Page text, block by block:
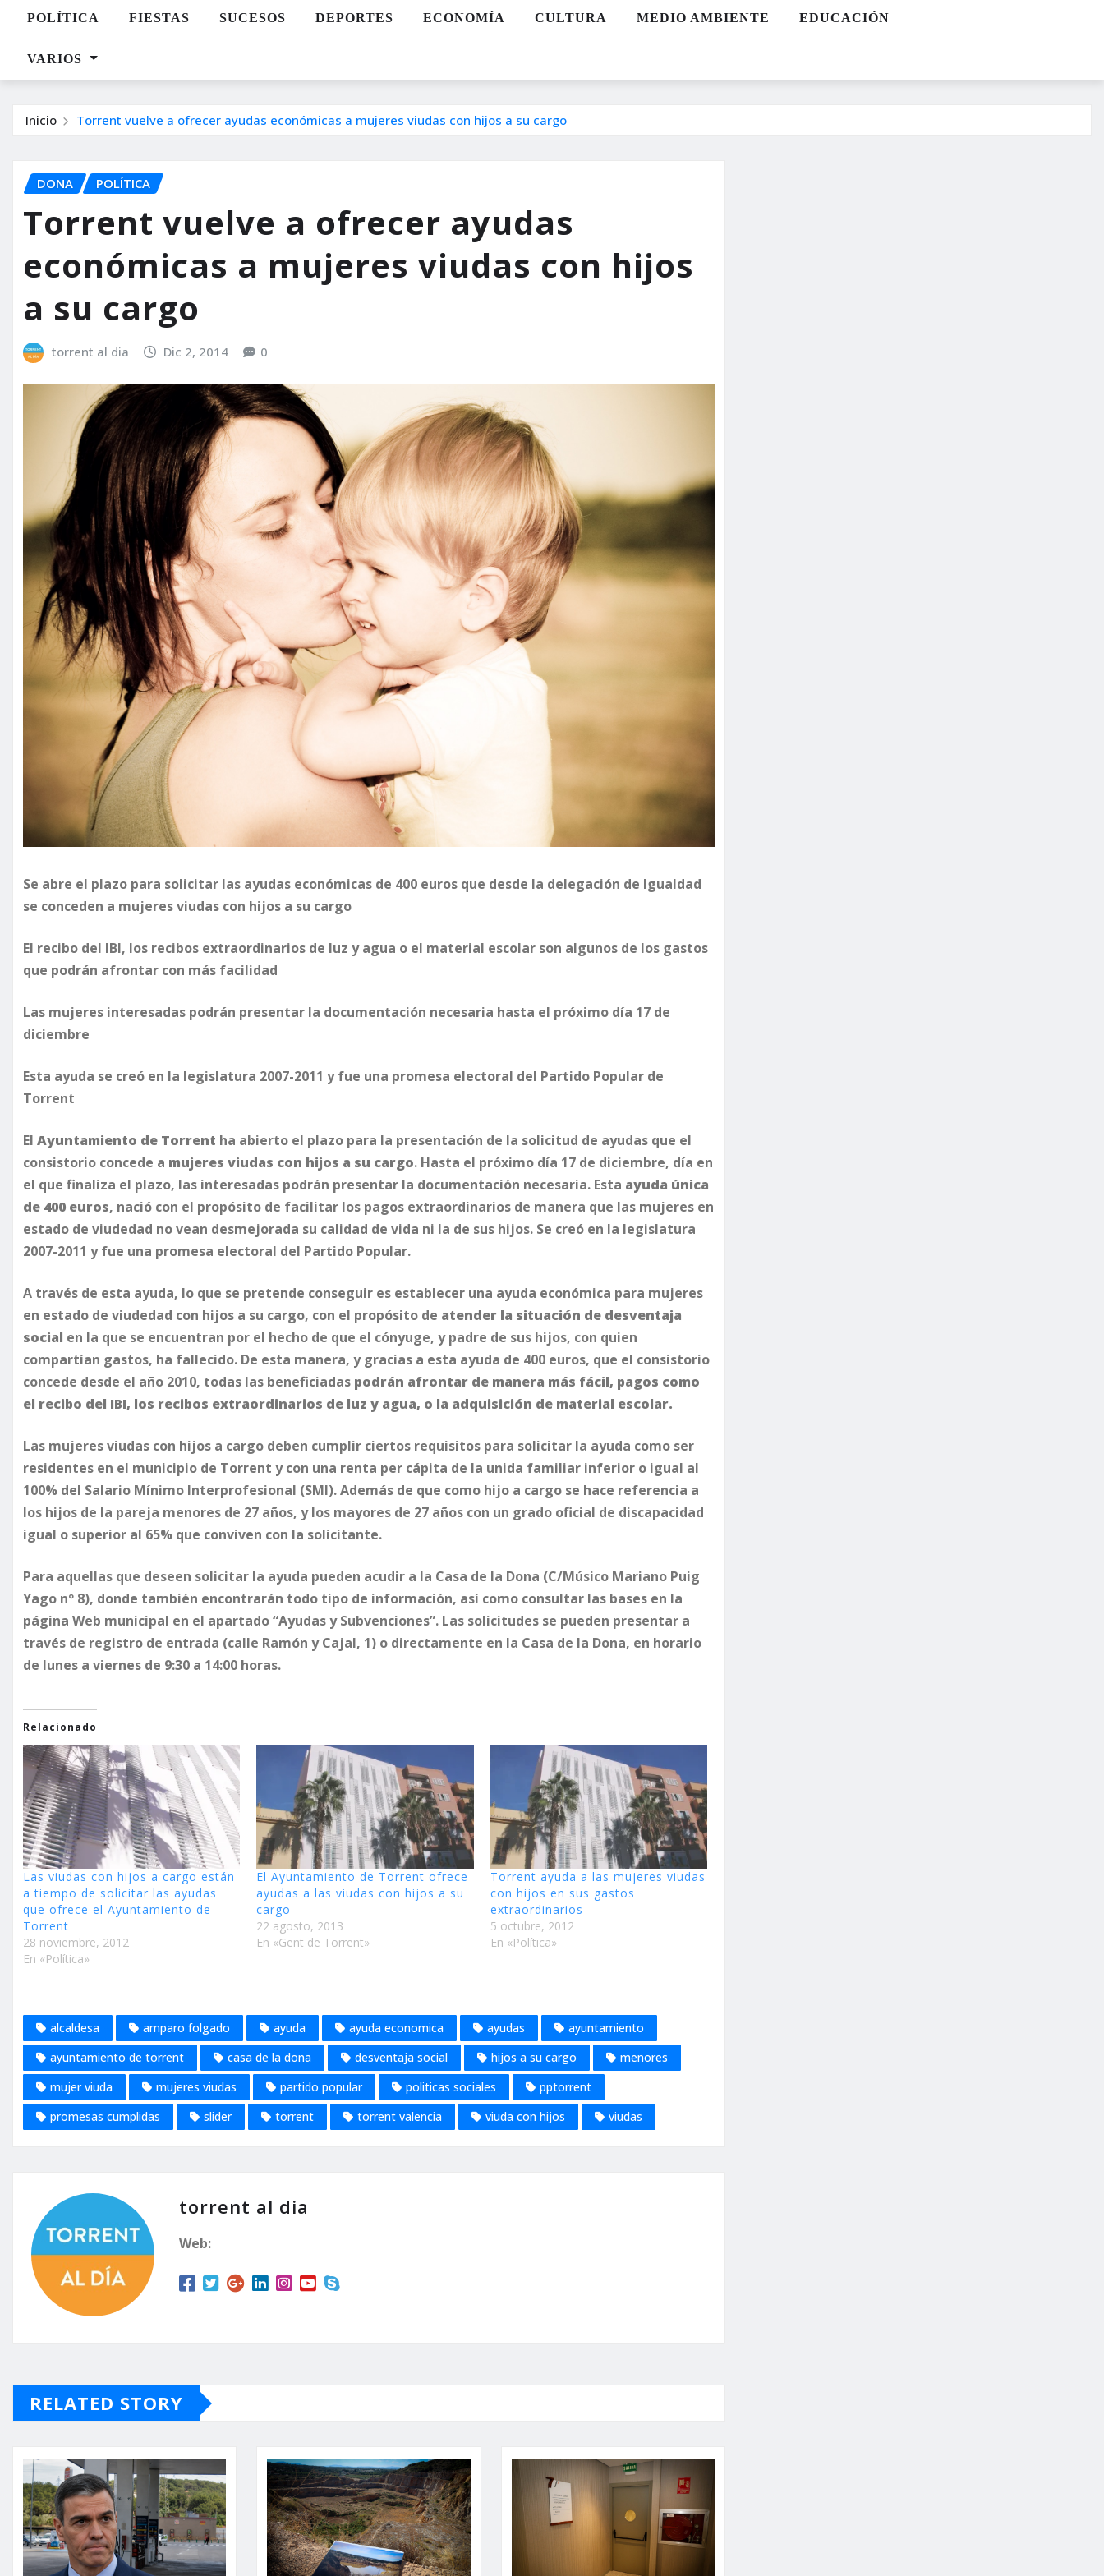
POLÍTICA FIESTAS SUCESOS DEPORTES ECONOMÍA CULTURA MEDIO AMBIENTE EDUCACIÓN
VARIOS
Inicio Torrent vuelve a ofrecer ayudas económicas a mujeres viudas con hijos a su cargo
DONA POLÍTICA
Torrent vuelve a ofrecer ayudas
económicas a mujeres viudas con hijos
a su cargo
torrent al dia Dic 2, 2014 0
Se abre el plazo para solicitar las ayudas económicas de 400 euros que desde la delegación de Igualdad
se conceden a mujeres viudas con hijos a su cargo
El recibo del IBI, los recibos extraordinarios de luz y agua o el material escolar son algunos de los gastos
que podrán afrontar con más facilidad
Las mujeres interesadas podrán presentar la documentación necesaria hasta el próximo día 17 de
diciembre
Esta ayuda se creó en la legislatura 2007-2011 y fue una promesa electoral del Partido Popular de
Torrent
El Ayuntamiento de Torrent ha abierto el plazo para la presentación de la solicitud de ayudas que el
consistorio concede a mujeres viudas con hijos a su cargo. Hasta el próximo día 17 de diciembre, día en
el que finaliza el plazo, las interesadas podrán presentar la documentación necesaria. Esta ayuda única
de 400 euros, nació con el propósito de facilitar los pagos extraordinarios de manera que las mujeres en
estado de viudedad no vean desmejorada su calidad de vida ni la de sus hijos. Se creó en la legislatura
2007-2011 y fue una promesa electoral del Partido Popular.
A través de esta ayuda, lo que se pretende conseguir es establecer una ayuda económica para mujeres
en estado de viudedad con hijos a su cargo, con el propósito de atender la situación de desventaja
social en la que se encuentran por el hecho de que el cónyuge, y padre de sus hijos, con quien
compartían gastos, ha fallecido. De esta manera, y gracias a esta ayuda de 400 euros, que el consistorio
concede desde el año 2010, todas las beneficiadas podrán afrontar de manera más fácil, pagos como
el recibo del IBI, los recibos extraordinarios de luz y agua, o la adquisición de material escolar.
Las mujeres viudas con hijos a cargo deben cumplir ciertos requisitos para solicitar la ayuda como ser
residentes en el municipio de Torrent y con una renta per cápita de la unida familiar inferior o igual al
100% del Salario Mínimo Interprofesional (SMI). Además de que como hijo a cargo se hace referencia a
los hijos de la pareja menores de 27 años, y los mayores de 27 años con un grado oficial de discapacidad
igual o superior al 65% que conviven con la solicitante.
Para aquellas que deseen solicitar la ayuda pueden acudir a la Casa de la Dona (C/Músico Mariano Puig
Yago nº 8), donde también encontrarán todo tipo de información, así como consultar las bases en la
página Web municipal en el apartado “Ayudas y Subvenciones”. Las solicitudes se pueden presentar a
través de registro de entrada (calle Ramón y Cajal, 1) o directamente en la Casa de la Dona, en horario
de lunes a viernes de 9:30 a 14:00 horas.
Relacionado
Las viudas con hijos a cargo están
a tiempo de solicitar las ayudas
que ofrece el Ayuntamiento de
Torrent
28 noviembre, 2012
En «Política»
El Ayuntamiento de Torrent ofrece
ayudas a las viudas con hijos a su
cargo
22 agosto, 2013
En «Gent de Torrent»
Torrent ayuda a las mujeres viudas
con hijos en sus gastos
extraordinarios
5 octubre, 2012
En «Política»
alcaldesa amparo folgado ayuda ayuda economica ayudas
ayuntamiento
ayuntamiento de torrent
casa de la dona desventaja social hijos a su cargo
menores
mujer viuda
mujeres viudas partido popular politicas sociales
pptorrent
promesas cumplidas
slider torrent torrent valencia viuda con hijos viudas
torrent al dia
Web:
RELATED STORY